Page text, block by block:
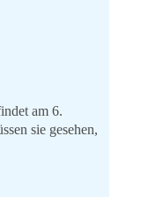
am 6.
sie gesehen,